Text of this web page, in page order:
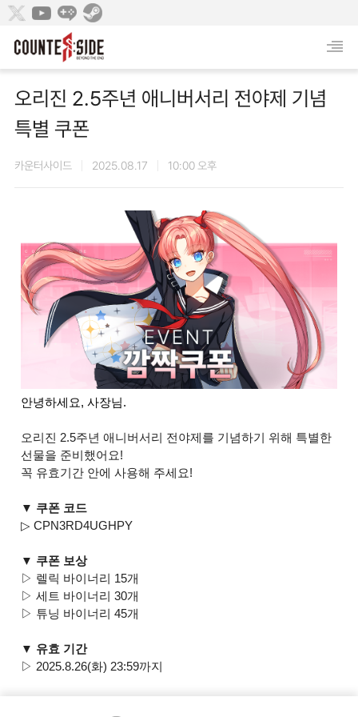
오리진 2.5주년 애니버서리 전야제 기념
특별 쿠폰
카운터사이드 2025.08.17 10:00 오후
안녕하세요, 사장님.
오리진 2.5주년 애니버서리 전야제를 기념하기 위해 특별한
선물을 준비했어요!
꼭 유효기간 안에 사용해 주세요!
▼ 쿠폰 코드
▷ CPN3RD4UGHPY
▼ 쿠폰 보상
▷ 렐릭 바이너리 15개
▷ 세트 바이너리 30개
▷ 튜닝 바이너리 45개
▼ 유효 기간
▷ 2025.8.26(화) 23:59까지